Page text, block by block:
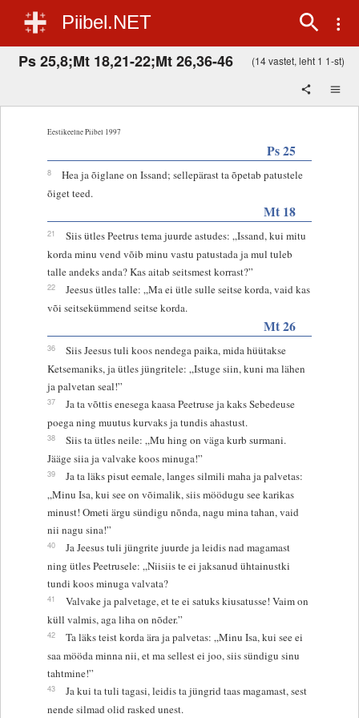
Piibel.NET
Ps 25,8;Mt 18,21-22;Mt 26,36-46 (14 vastet, leht 1 1-st)
Eestikeelne Piibel 1997
Ps 25
8
Hea ja õiglane on Issand; sellepärast ta õpetab patustele
õiget teed.
Mt 18
21
Siis ütles Peetrus tema juurde astudes: „Issand, kui mitu
korda minu vend võib minu vastu patustada ja mul tuleb
talle andeks anda? Kas aitab seitsmest korrast?”
22
Jeesus ütles talle: „Ma ei ütle sulle seitse korda, vaid kas
või seitsekümmend seitse korda.
Mt 26
36
Siis Jeesus tuli koos nendega paika, mida hüütakse
Ketsemaniks, ja ütles jüngritele: „Istuge siin, kuni ma lähen
ja palvetan seal!”
37
Ja ta võttis enesega kaasa Peetruse ja kaks Sebedeuse
poega ning muutus kurvaks ja tundis ahastust.
38
Siis ta ütles neile: „Mu hing on väga kurb surmani.
Jääge siia ja valvake koos minuga!”
39
Ja ta läks pisut eemale, langes silmili maha ja palvetas:
„Minu Isa, kui see on võimalik, siis möödugu see karikas
minust! Ometi ärgu sündigu nõnda, nagu mina tahan, vaid
nii nagu sina!”
40
Ja Jeesus tuli jüngrite juurde ja leidis nad magamast
ning ütles Peetrusele: „Niisiis te ei jaksanud ühtainustki
tundi koos minuga valvata?
41
Valvake ja palvetage, et te ei satuks kiusatusse! Vaim on
küll valmis, aga liha on nõder.”
42
Ta läks teist korda ära ja palvetas: „Minu Isa, kui see ei
saa mööda minna nii, et ma sellest ei joo, siis sündigu sinu
tahtmine!”
43
Ja kui ta tuli tagasi, leidis ta jüngrid taas magamast, sest
nende silmad olid rasked unest.